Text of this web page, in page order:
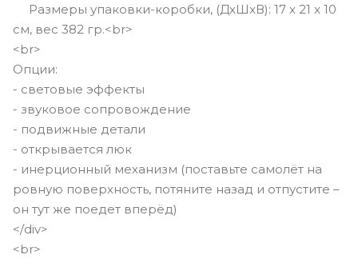
Размеры упаковки-коробки, (ДxШxВ): 17 x 21 x 10
см, вес 382 гр.<br>
<br>
Опции:
- световые эффекты
- звуковое сопровождение
- подвижные детали
- открывается люк
- инерционный механизм (поставьте самолёт на
ровную поверхность, потяните назад и отпустите –
он тут же поедет вперёд)
</div>
<br>